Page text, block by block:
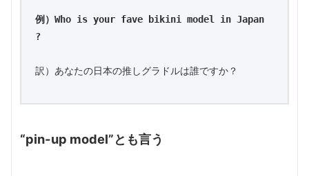
例）Who is your fave bikini model in Japan
?
訳）あなたの日本の推しグラドルは誰ですか？
“pin-up model”とも言う